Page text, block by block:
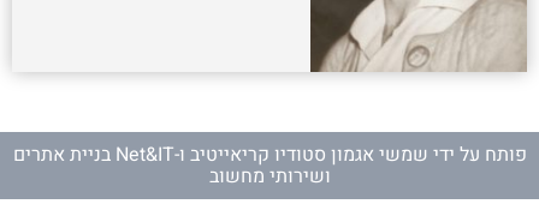
פותח על ידי שמשי אגמון סטודיו קריאייטיב ו- Net&IT בניית אתרים
ושירותי מחשוב